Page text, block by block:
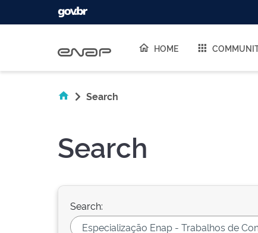
HOME
Search
Search
Search: